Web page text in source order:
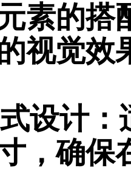
素的搭
视觉效
设计：
，确保